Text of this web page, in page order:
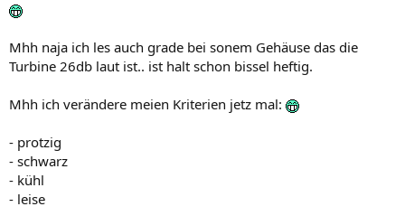
Mhh naja ich les auch grade bei sonem Gehäuse das die
Turbine 26db laut ist.. ist halt schon bissel heftig.
Mhh ich verändere meien Kriterien jetz mal:
- protzig
- schwarz
- kühl
- leise